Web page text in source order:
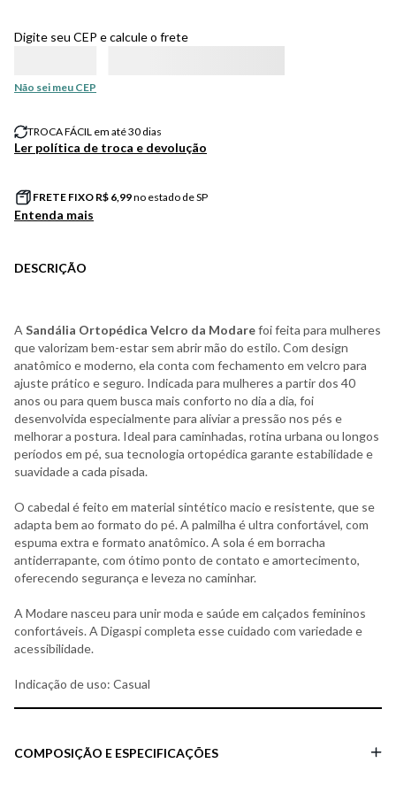
Digite seu CEP e calcule o frete
Não sei meu CEP
TROCA FÁCIL em até 30 dias
Ler política de troca e devolução
FRETE FIXO R$ 6,99no estado de SP
Entenda mais
DESCRIÇÃO
A Sandália Ortopédica Velcro da Modarefoi feita para mulheres
que valorizam bem-estar sem abrir mão do estilo. Com design
anatômico e moderno, ela conta com fechamento em velcro para
ajuste prático e seguro. Indicada para mulheres a partir dos 40
anos ou para quem busca mais conforto no dia a dia, foi
desenvolvida especialmente para aliviar a pressão nos pés e
melhorar a postura. Ideal para caminhadas, rotina urbana ou longos
períodos em pé, sua tecnologia ortopédica garante estabilidade e
suavidade a cada pisada.
O cabedal é feito em material sintético macio e resistente, que se
adapta bem ao formato do pé. A palmilha é ultra confortável, com
espuma extra e formato anatômico. A sola é em borracha
antiderrapante, com ótimo ponto de contato e amortecimento,
oferecendo segurança e leveza no caminhar.
A Modare nasceu para unir moda e saúde em calçados femininos
confortáveis. A Digaspi completa esse cuidado com variedade e
acessibilidade.
Indicação de uso: Casual
COMPOSIÇÃO E ESPECIFICAÇÕES